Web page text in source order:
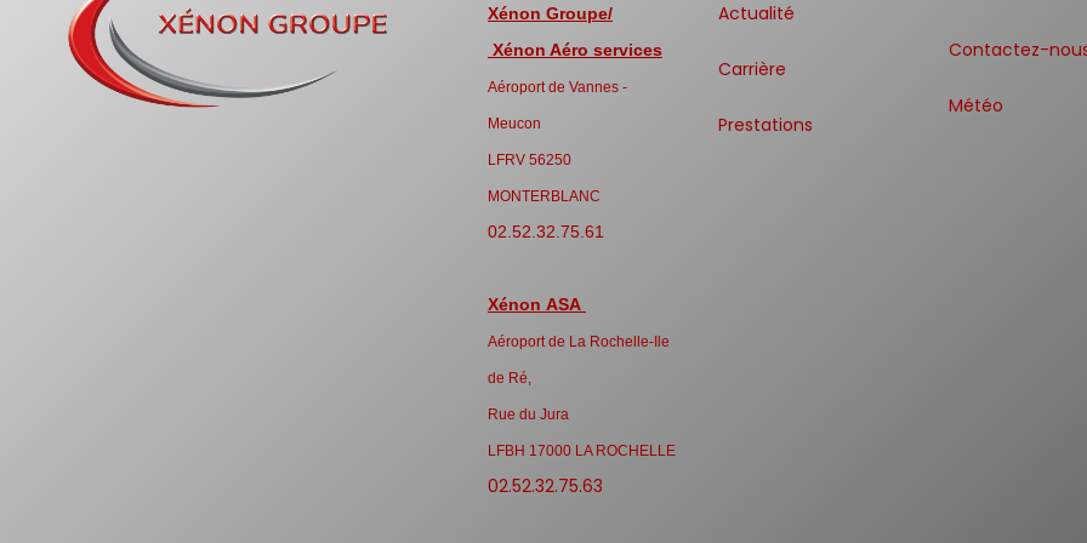
Xénon Groupe/
Xénon Aéro services
Aéroport de Vannes -
Meucon
LFRV 56250
MONTERBLANC
02.52.32.75.61
Xénon ASA
Aéroport de La Rochelle-Ile
de Ré,
Rue du Jura
LFBH 17000 LA ROCHELLE
02.52.32.75.63
Actualité
Carrière
Prestations
Contactez-
Météo